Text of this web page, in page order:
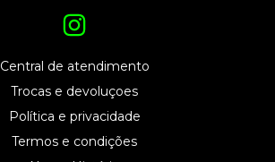
Central de atendimento
Trocas e devoluçoes
Política e privacidade
Termos e condições